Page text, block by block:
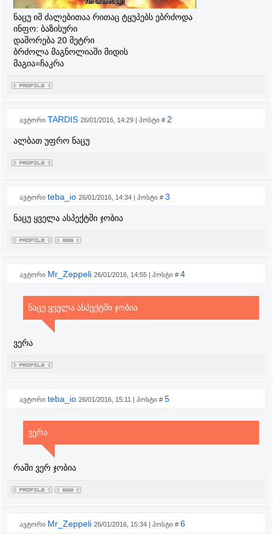
ნაცუ იმ ძალებითაა რითაც ტყუპებს ებრძოდა
ინფო: ბაზისური
დაშორება 20 მეტრი
ბრძოლა მაგნოლიაში მიდის
მაგია=ჩაკრა
ავტორი TARDIS 26/01/2016, 14:29 | პოსტი # 2
ალბათ უფრო ნაცუ
ავტორი teba_io 26/01/2016, 14:34 | პოსტი # 3
ნაცუ ყველა ასპექტში ჯობია
ავტორი Mr_Zeppeli 26/01/2016, 14:55 | პოსტი # 4
ნაცუ ყველა ასპექტში ჯობია
ვერა
ავტორი teba_io 26/01/2016, 15:11 | პოსტი # 5
ვერა
რაში ვერ ჯობია
ავტორი Mr_Zeppeli 26/01/2016, 15:34 | პოსტი # 6